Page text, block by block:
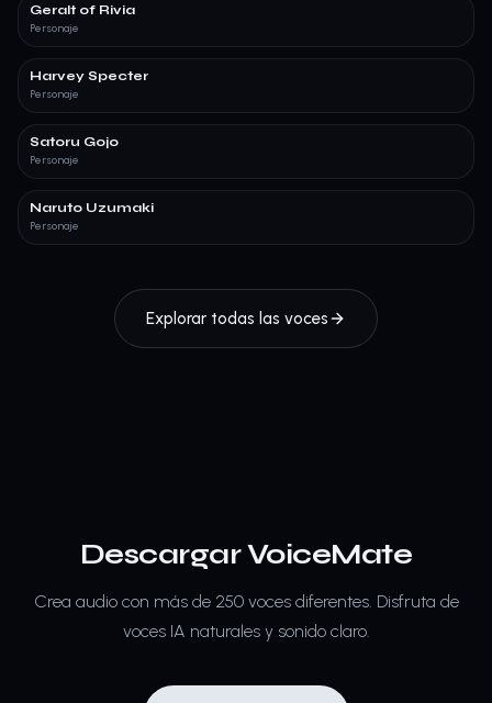
Geralt of Rivia
Personaje
Harvey Specter
Personaje
Satoru Gojo
Personaje
Naruto Uzumaki
Personaje
Explorar todas las voces
Descargar VoiceMate
Crea audio con más de 250 voces diferentes. Disfruta de
voces IA naturales y sonido claro.